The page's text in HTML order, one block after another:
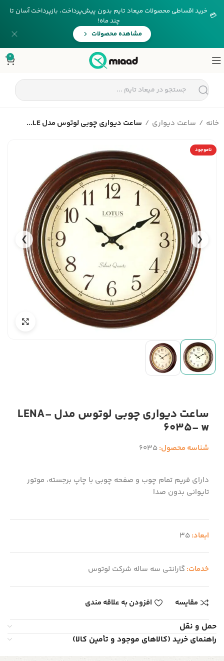
💳 خرید اقساطی محصولات میعاد تایم بدون پیش‌پرداخت، بازپرداخت آسان تا
چند ماه!
مشاهده محصولات
0
خانه ساعت دیواری ساعت دیواری چوبی لوتوس مدل LE...
ناموجود
❮
❯
ساعت دیواری چوبی لوتوس مدل LENA-
6035- w
شناسه محصول:6035
دارای فریم تمام چوب و صفحه چوبی با چاپ برجسته، موتور
تایوانی بدون صدا
ابعاد:35
خدمات: گارانتی سه ساله شرکت لوتوس
مقایسه افزودن به علاقه مندی
حمل و نقل
راهنمای خرید (کالاهای موجود و تأمین کالا)